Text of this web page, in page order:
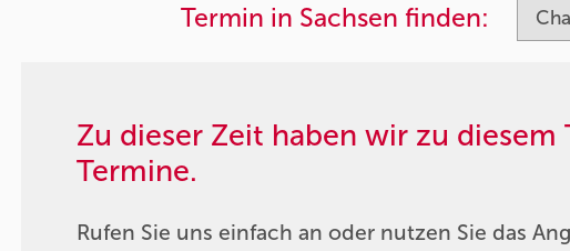
Termin in Sachsen finden:
Zu dieser Zeit haben wir zu
Termine.
Rufen Sie uns einfach an oder nutzen Sie das